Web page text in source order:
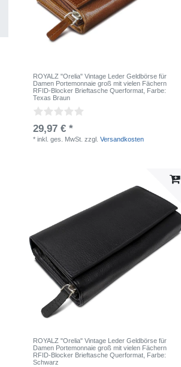
ROYALZ "Orelia" Vintage Leder Geldbörse für
Damen Portemonnaie groß mit vielen Fächern
RFID-Blocker Brieftasche Querformat , Farbe:
Texas Braun
29,97 € *
*inkl. ges. MwSt. zzgl.Versandkosten
ROYALZ "Orelia" Vintage Leder Geldbörse für
Damen Portemonnaie groß mit vielen Fächern
RFID-Blocker Brieftasche Querformat , Farbe:
Schwarz